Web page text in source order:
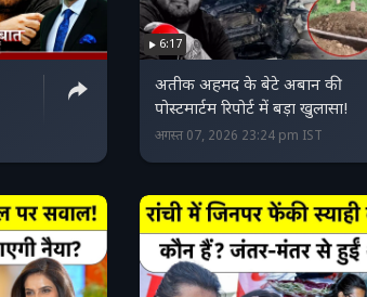
6:17
अतीक अहमद के बेटे अबान की
पोस्टमार्टम रिपोर्ट में बड़ा खुलासा!
अगस्त 07, 2026 23:24 pm IST